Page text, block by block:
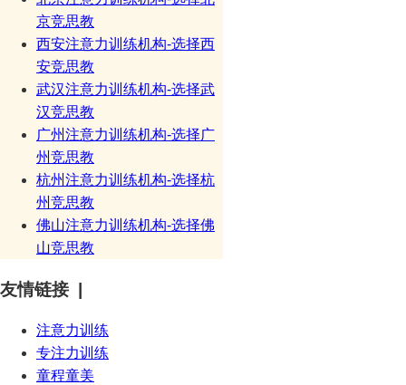
京竞思教
西安注意力训练机构-选择西
安竞思教
武汉注意力训练机构-选择武
汉竞思教
广州注意力训练机构-选择广
州竞思教
杭州注意力训练机构-选择杭
州竞思教
佛山注意力训练机构-选择佛
山竞思教
友情链接 |
注意力训练
专注力训练
童程童美